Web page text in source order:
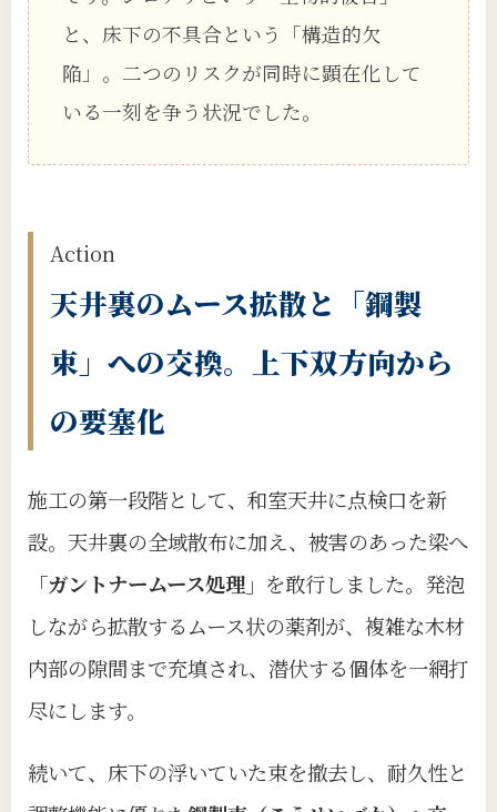
と、床下の不具合という「構造的欠
陥」。二つのリスクが同時に顕在化して
いる一刻を争う状況でした。
Action
天井裏のムース拡散と「鋼製
束」への交換。上下双方向から
の要塞化
施工の第一段階として、和室天井に点検口を新
設。天井裏の全域散布に加え、被害のあった梁へ
「ガントナームース処理」 を敢行しました。発泡
しながら拡散するムース状の薬剤が、複雑な木材
内部の隙間まで充填され、潜伏する個体を一網打
尽にします。
続いて、床下の浮いていた束を撤去し、耐久性と